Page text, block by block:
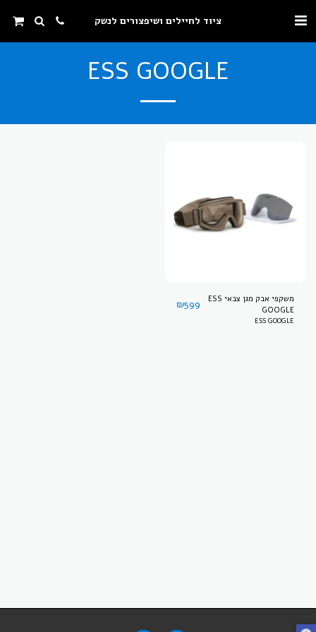
ציוד לחיילים ושיפצורים לנשק
ESS GOOGLE
משקפי אבק מגן צבאי ESS
GOOGLE
₪599
ESS GOOGLE